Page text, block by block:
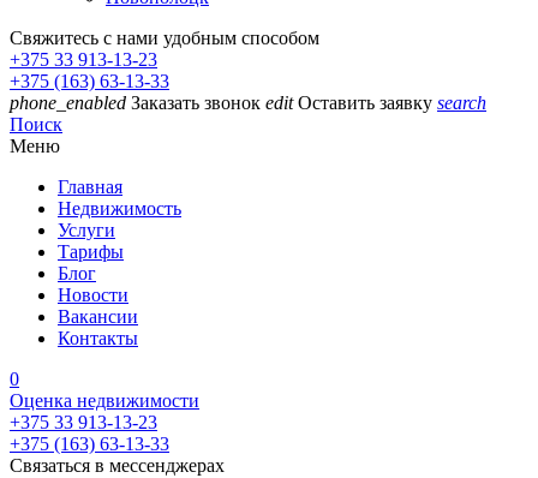
Свяжитесь с нами удобным способом
+375 33 913-13-23
+375 (163) 63-13-33
phone_enabled Заказать звонок edit Оставить заявку search
Поиск
Меню
Главная
Недвижимость
Услуги
Тарифы
Блог
Новости
Вакансии
Контакты
0
Оценка недвижимости
+375 33 913-13-23
+375 (163) 63-13-33
Связаться в мессенджерах